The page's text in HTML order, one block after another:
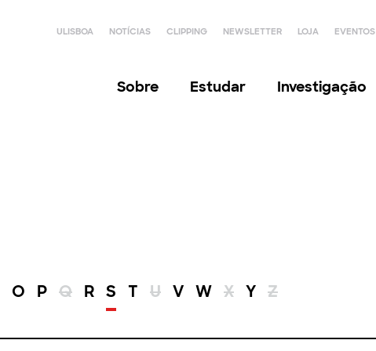
ULISBOA NOTÍCIAS CLIPPING NEWSLETTER LOJA EVENTOS
Sobre Estudar Investigação
O P Q R S T U V W X Y Z